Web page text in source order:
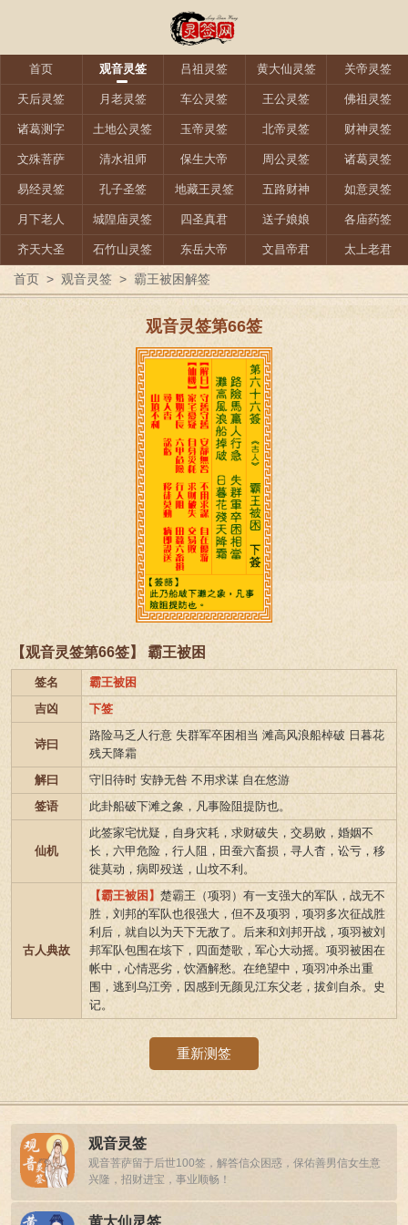
首页 观音灵签 吕祖灵签 黄大仙灵签 关帝灵签
天后灵签 月老灵签 车公灵签 王公灵签 佛祖灵签
诸葛测字 土地公灵签 玉帝灵签 北帝灵签 财神灵签
文殊菩萨 清水祖师 保生大帝 周公灵签 诸葛灵签
易经灵签 孔子圣签 地藏王灵签 五路财神 如意灵签
月下老人 城隍庙灵签 四圣真君 送子娘娘 各庙药签
齐天大圣 石竹山灵签 东岳大帝 文昌帝君 太上老君
首页 > 观音灵签 > 霸王被困解签
观音灵签第66签
【观音灵签第66签】 霸王被困
签名
霸王被困
吉凶
下签
诗曰
路险马乏人行意 失群军卒困相当 滩高风浪船棹破 日暮花
残天降霜
解曰
守旧待时 安静无咎 不用求谋 自在悠游
签语
此卦船破下滩之象，凡事险阻提防也。
仙机
此签家宅忧疑，自身灾耗，求财破失，交易败，婚姻不
长，六甲危险，行人阻，田蚕六畜损，寻人杳，讼亏，移
徙莫动，病即殁送，山坟不利。
古人典故
【霸王被困】 楚霸王（项羽）有一支强大的军队，战无不
胜，刘邦的军队也很强大，但不及项羽，项羽多次征战胜
利后，就自以为天下无敌了。后来和刘邦开战，项羽被刘
邦军队包围在垓下，四面楚歌，军心大动摇。项羽被困在
帐中，心情恶劣，饮酒解愁。在绝望中，项羽冲杀出重
围，逃到乌江旁，因感到无颜见江东父老，拔剑自杀。史
记。
重新测签
观音灵签
观音菩萨留于后世100签，解答信众困惑，保佑善男信女生意
兴隆，招财进宝，事业顺畅！